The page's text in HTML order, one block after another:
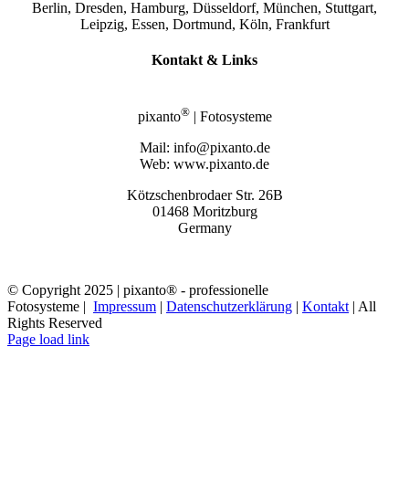
Berlin, Dresden, Hamburg, Düsseldorf, München, Stuttgart,
Leipzig, Essen, Dortmund, Köln, Frankfurt
Kontakt & Links
pixanto®| Fotosysteme
Mail: info@pixanto.de
Web: www.pixanto.de
Kötzschenbrodaer Str. 26B
01468 Moritzburg
Germany
© Copyright 2025 | pixanto® - professionelle
Fotosysteme | Impressum | Datenschutzerklärung | Kontakt | All
Rights Reserved
Page load link